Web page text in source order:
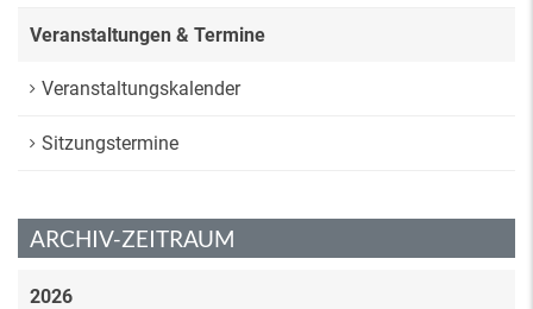
Veranstaltungen & Termine
Veranstaltungskalender
Sitzungstermine
ARCHIV-ZEITRAUM
2026